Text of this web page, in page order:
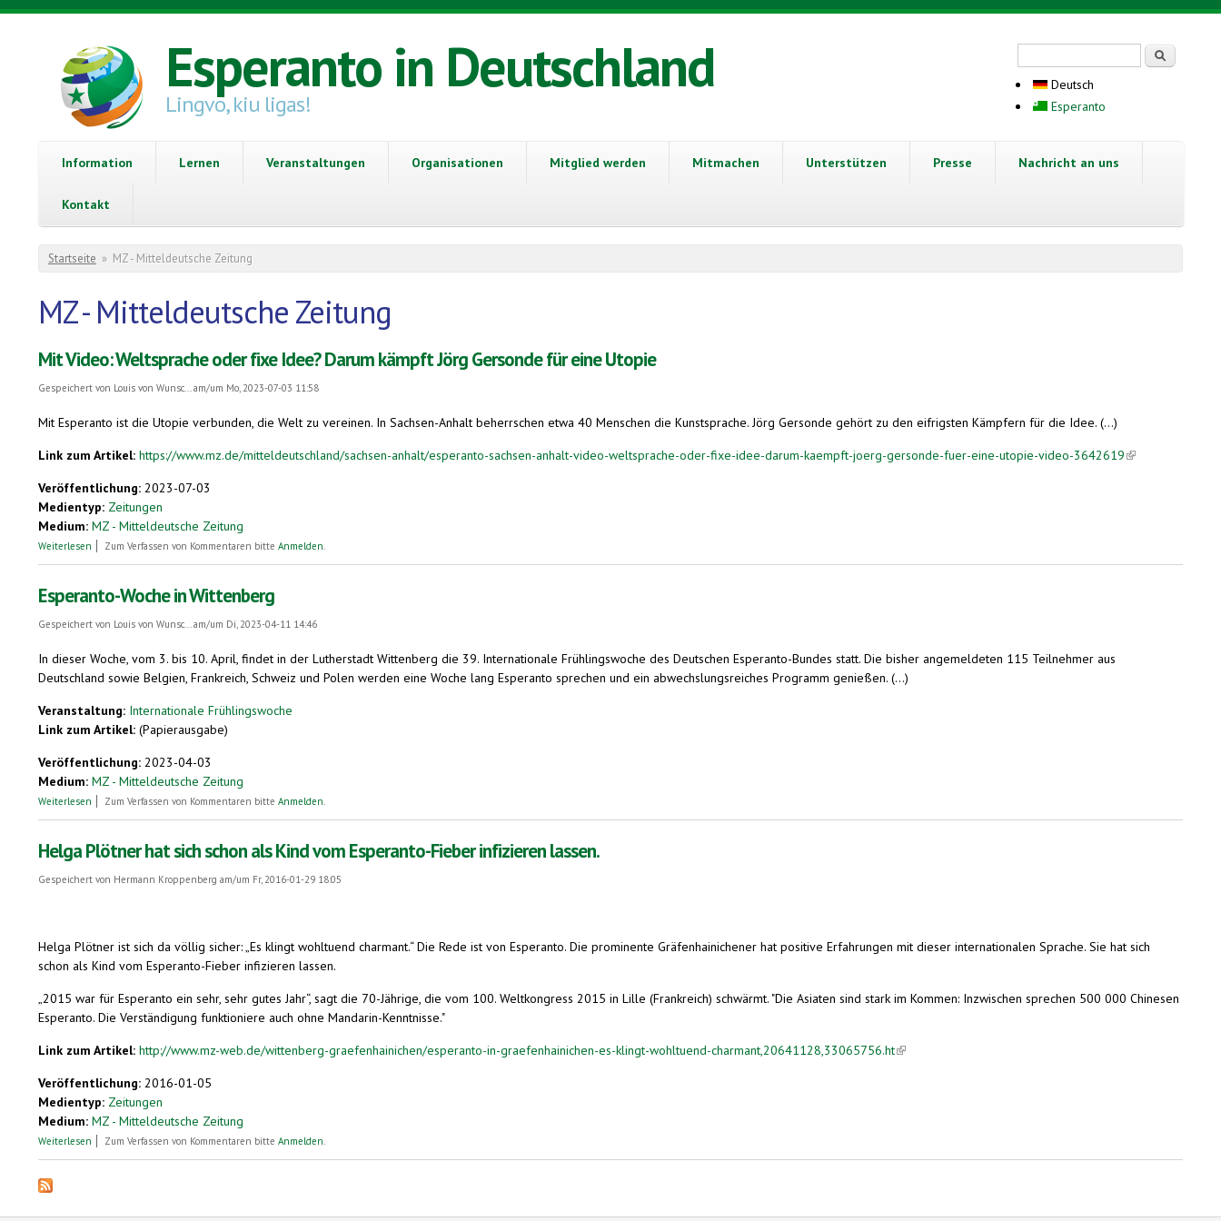
Direkt zum Inhalt
Esperanto in Deutschland
Lingvo, kiu ligas!
Deutsch
Esperanto
Information Lernen Veranstaltungen Organisationen Mitglied werden Mitmachen Unterstützen Presse Nachricht an uns
Kontakt
Sie sind hier
Startseite » MZ - Mitteldeutsche Zeitung
MZ - Mitteldeutsche Zeitung
Mit Video: Weltsprache oder fixe Idee? Darum kämpft Jörg Gersonde für eine Utopie
Gespeichert von Louis von Wunsc...am/um Mo, 2023-07-03 11:58
Mit Esperanto ist die Utopie verbunden, die Welt zu vereinen. In Sachsen-Anhalt beherrschen etwa 40 Menschen die Kunstsprache. Jörg Gersonde gehört zu den eifrigsten Kämpfern für die Idee. (...)
Link zum Artikel: https://www.mz.de/mitteldeutschland/sachsen-anhalt/esperanto-sachsen-anhalt-video-weltsprache-oder-fixe-idee-darum-kaempft-joerg-gersonde-fuer-eine-utopie-video-3642619(link is
Veröffentlichung: 2023-07-03
Medientyp: Zeitungen
Medium: MZ - Mitteldeutsche Zeitung
Weiterlesen über Mit Video: Weltsprache oder fixe Idee? Darum kämpft Jörg Gersonde für eine Utopie
Zum Verfassen von Kommentaren bitte Anmelden.
Esperanto-Woche in Wittenberg
Gespeichert von Louis von Wunsc...am/um Di, 2023-04-11 14:46
In dieser Woche, vom 3. bis 10. April, findet in der Lutherstadt Wittenberg die 39. Internationale Frühlingswoche des Deutschen Esperanto-Bundes statt. Die bisher angemeldeten 115 Teilnehmer aus
Deutschland sowie Belgien, Frankreich, Schweiz und Polen werden eine Woche lang Esperanto sprechen und ein abwechslungsreiches Programm genießen. (...)
Veranstaltung: Internationale Frühlingswoche
Link zum Artikel: (Papierausgabe)
Veröffentlichung: 2023-04-03
Medium: MZ - Mitteldeutsche Zeitung
Weiterlesen über Esperanto-Woche in Wittenberg
Zum Verfassen von Kommentaren bitte Anmelden.
Helga Plötner hat sich schon als Kind vom Esperanto-Fieber infizieren lassen.
Gespeichert von Hermann Kroppenberg am/um Fr, 2016-01-29 18:05
Helga Plötner ist sich da völlig sicher: „Es klingt wohltuend charmant.“ Die Rede ist von Esperanto. Die prominente Gräfenhainichener hat positive Erfahrungen mit dieser internationalen Sprache. Sie hat sich
schon als Kind vom Esperanto-Fieber infizieren lassen.
„2015 war für Esperanto ein sehr, sehr gutes Jahr“, sagt die 70-Jährige, die vom 100. Weltkongress 2015 in Lille (Frankreich) schwärmt. "Die Asiaten sind stark im Kommen: Inzwischen sprechen 500 000 Chinesen
Esperanto. Die Verständigung funktioniere auch ohne Mandarin-Kenntnisse."
Link zum Artikel: http://www.mz-web.de/wittenberg-graefenhainichen/esperanto-in-graefenhainichen-es-klingt-wohltuend-charmant,20641128,33065756.ht(link is external)
Veröffentlichung: 2016-01-05
Medientyp: Zeitungen
Medium: MZ - Mitteldeutsche Zeitung
Weiterlesen über Helga Plötner hat sich schon als Kind vom Esperanto-Fieber infizieren lassen.
Zum Verfassen von Kommentaren bitte Anmelden.